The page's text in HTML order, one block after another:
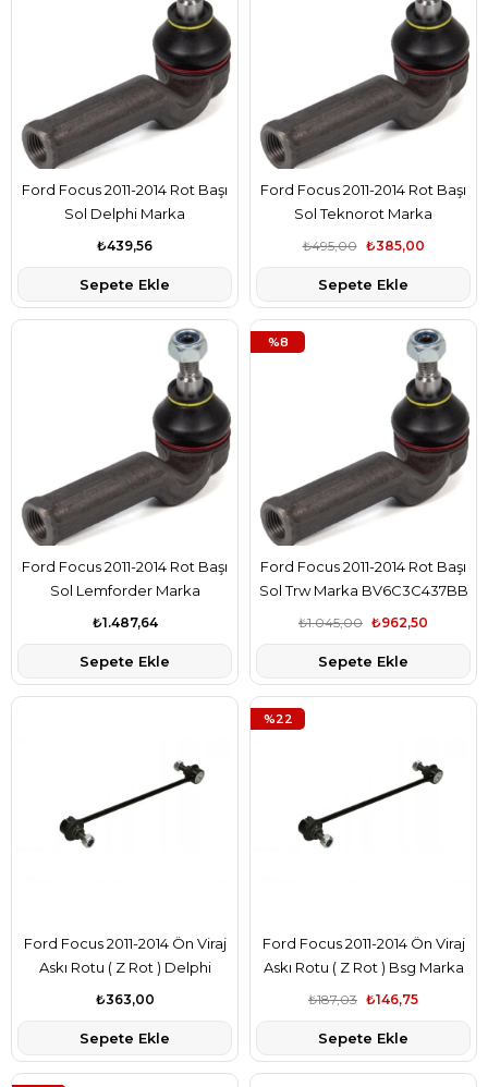
Ford Focus 2011-2014 Rot Başı
Sol Delphi Marka
BV6C3C437BB
₺439,56
Sepete Ekle
Ford Focus 2011-2014 Rot Başı
Sol Teknorot Marka
BV6C3C437BB
₺385,00
₺495,00
Sepete Ekle
Ford Focus 2011-2014 Rot Başı
Sol Lemforder Marka
BV6C3C437BB
₺1.487,64
Sepete Ekle
Ford Focus 2011-2014 Rot Başı
Sol Trw Marka BV6C3C437BB
₺962,50
₺1.045,00
Sepete Ekle
%8
Ford Focus 2011-2014 Ön Viraj
Askı Rotu ( Z Rot ) Delphi
Marka AV613B438BA
₺363,00
Sepete Ekle
Ford Focus 2011-2014 Ön Viraj
Askı Rotu ( Z Rot ) Bsg Marka
AV613B438BA
₺146,75
₺187,03
Sepete Ekle
%22